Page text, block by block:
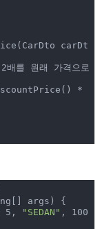
5, "SEDAN" , 100